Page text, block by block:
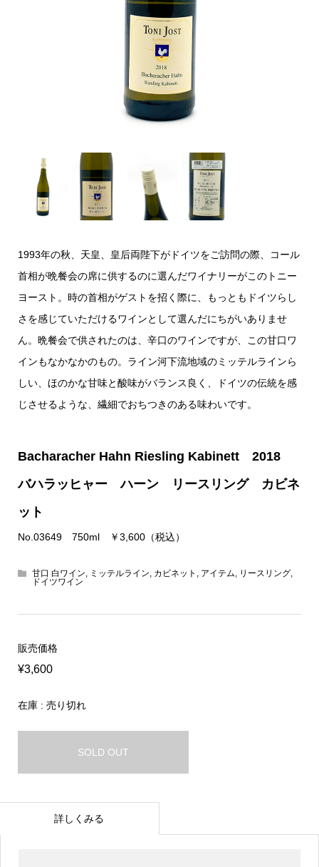
1993年の秋、天皇、皇后両陛下がドイツをご訪問の際、コール
首相が晩餐会の席に供するのに選んだワイナリーがこのトニー
ヨースト。時の首相がゲストを招く際に、もっともドイツらし
さを感じていただけるワインとして選んだにちがいありませ
ん。晩餐会で供されたのは、辛口のワインですが、この甘口ワ
インもなかなかのもの。ライン河下流地域のミッテルラインら
しい、ほのかな甘味と酸味がバランス良く、ドイツの伝統を感
じさせるような、繊細でおちつきのある味わいです。
Bacharacher Hahn Riesling Kabinett 2018
バハラッヒャー ハーン リースリング カビネ
ット
No.03649 750ml ￥3,600（税込）
甘口 白ワイン ミッテルライン カビネット アイテム リースリング,
ドイツワイン
販売価格
¥3,600
在庫 : 売り切れ
SOLD OUT
詳しくみる